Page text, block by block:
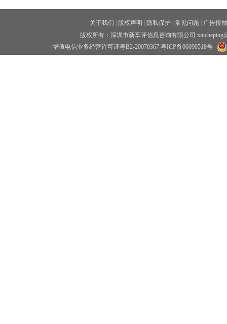
关于我们 版权声明 隐私保护 常见问题
广告投放
版权所有：深圳市新车评信息咨询有限公司
增值电信业务经营许可证粤B2-20070367 粤ICP备06090518号